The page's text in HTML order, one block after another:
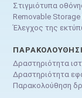
Στιγμιότυπα
Removable
Έλεγχος της
Δραστηριότητα
Δραστηριότητα
Παρακολούθηση